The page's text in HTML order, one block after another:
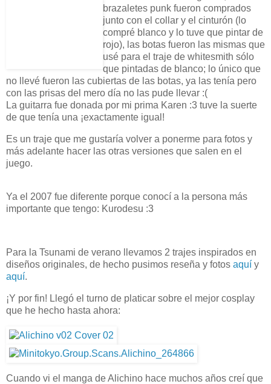
brazaletes punk fueron comprados
junto con el collar y el cinturón (lo
compré blanco y lo tuve que pintar de
rojo), las botas fueron las mismas que
usé para el traje de whitesmith sólo
que pintadas de blanco; lo único que
no llevé fueron las cubiertas de las botas, ya las tenía pero
con las prisas del mero día no las pude llevar :(
La guitarra fue donada por mi prima Karen :3 tuve la suerte
de que tenía una ¡exactamente igual!
Es un traje que me gustaría volver a ponerme para fotos y
más adelante hacer las otras versiones que salen en el
juego.
Ya el 2007 fue diferente porque conocí a la persona más
importante que tengo: Kurodesu :3
Para la Tsunami de verano llevamos 2 trajes inspirados en
diseños originales, de hecho pusimos reseña y fotos aquí y
aquí.
¡Y por fin! Llegó el turno de platicar sobre el mejor cosplay
que he hecho hasta ahora:
Cuando vi el manga de Alichino hace muchos años creí que